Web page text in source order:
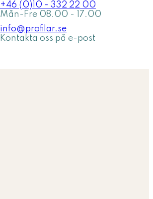
+46 (0)10 - 332 22 00
Mån-Fre 08.00 - 17.00
info@profilar.se
Kontakta oss på e-post